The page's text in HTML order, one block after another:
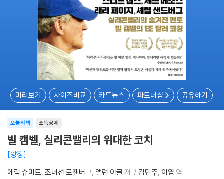
미리보기 사이즈비교 카드뉴스 파트너샵 공유하기
소득공제
오늘의책
빌 캠벨, 실리콘밸리의 위대한 코치
양장
에릭 슈미트 조너선 로젠버그 앨런 이글 저 김민주 이엽 역